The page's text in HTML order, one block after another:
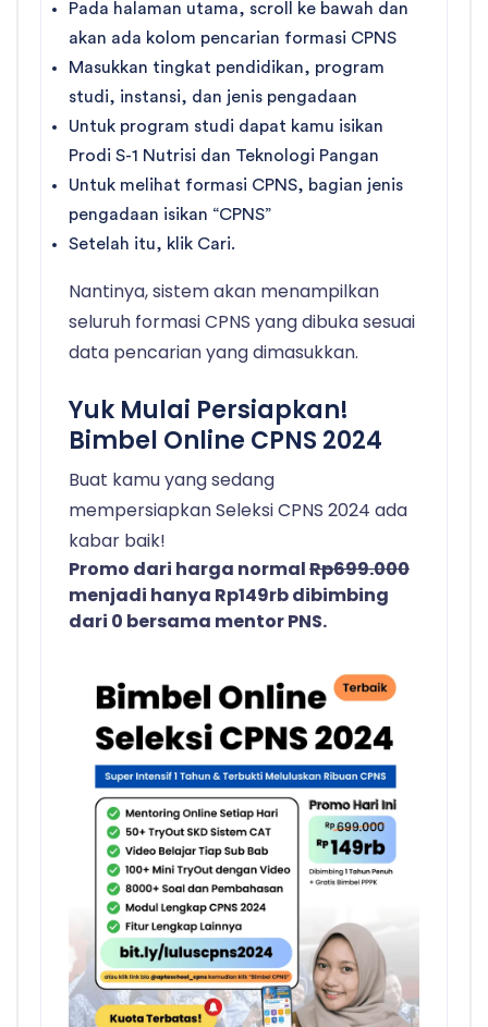
Pada halaman utama, scroll ke bawah dan
akan ada kolom pencarian formasi CPNS
Masukkan tingkat pendidikan, program
studi, instansi, dan jenis pengadaan
Untuk program studi dapat kamu isikan
Prodi S-1 Nutrisi dan Teknologi Pangan
Untuk melihat formasi CPNS, bagian jenis
pengadaan isikan “CPNS”
Setelah itu, klik Cari.
Nantinya, sistem akan menampilkan
seluruh formasi CPNS yang dibuka sesuai
data pencarian yang dimasukkan.
Yuk Mulai Persiapkan!
Bimbel Online CPNS 2024
Buat kamu yang sedang
mempersiapkan Seleksi CPNS 2024 ada
kabar baik!
Promo dari harga normalRp699.000
menjadi hanya Rp149rb dibimbing
dari 0 bersama mentor PNS.